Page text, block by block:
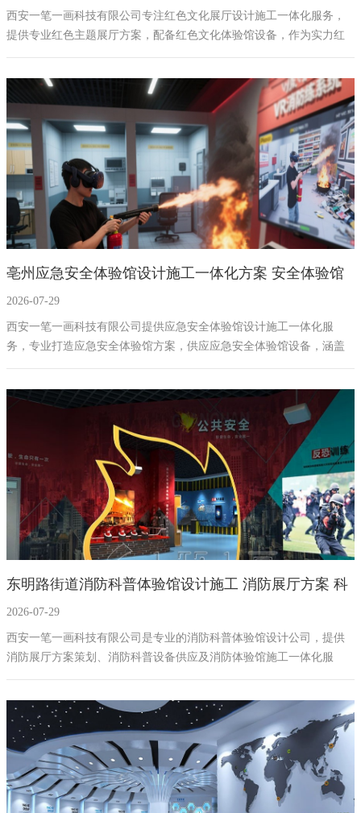
西安一笔一画科技有限公司专注红色文化展厅设计施工一体化服务，
提供专业红色主题展厅方案，配备红色文化体验馆设备，作为实力红
色展厅施工公司，打造集展览、教育、互动、研学于一体的红色文化
亳州应急安全体验馆设计施工一体化方案 安全体验馆
设备 解决方案公司
2026-07-29
西安一笔一画科技有限公司提供应急安全体验馆设计施工一体化服
务，专业打造应急安全体验馆方案，供应应急安全体验馆设备，涵盖
安全展厅设计、应急体验馆一体化服务及安全体验馆解决方案，是经
东明路街道消防科普体验馆设计施工 消防展厅方案 科
普设备供应商
2026-07-29
西安一笔一画科技有限公司是专业的消防科普体验馆设计公司，提供
消防展厅方案策划、消防科普设备供应及消防体验馆施工一体化服
务，专注消防主题展厅设计与科普体验馆施工，是资质齐全的消防展
科普阵地。